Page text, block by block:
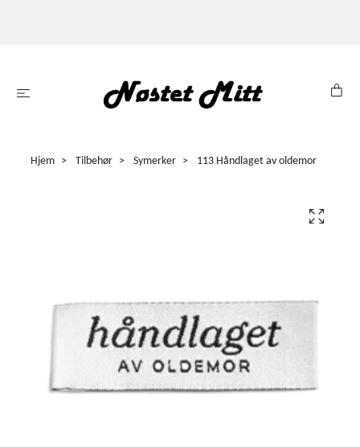
Hjem Tilbehør Symerker 113 Håndlaget av oldemor